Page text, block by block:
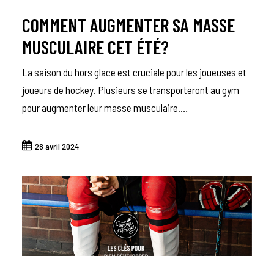
COMMENT AUGMENTER SA MASSE
MUSCULAIRE CET ÉTÉ?
La saison du hors glace est cruciale pour les joueuses et
joueurs de hockey. Plusieurs se transporteront au gym
pour augmenter leur masse musculaire.…
28 avril 2024